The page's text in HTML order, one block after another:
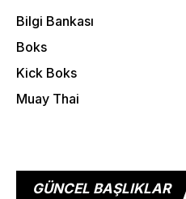
Bilgi Bankası
Boks
Kick Boks
Muay Thai
GÜNCEL BAŞLIKLAR
Outdoor
Zoomba